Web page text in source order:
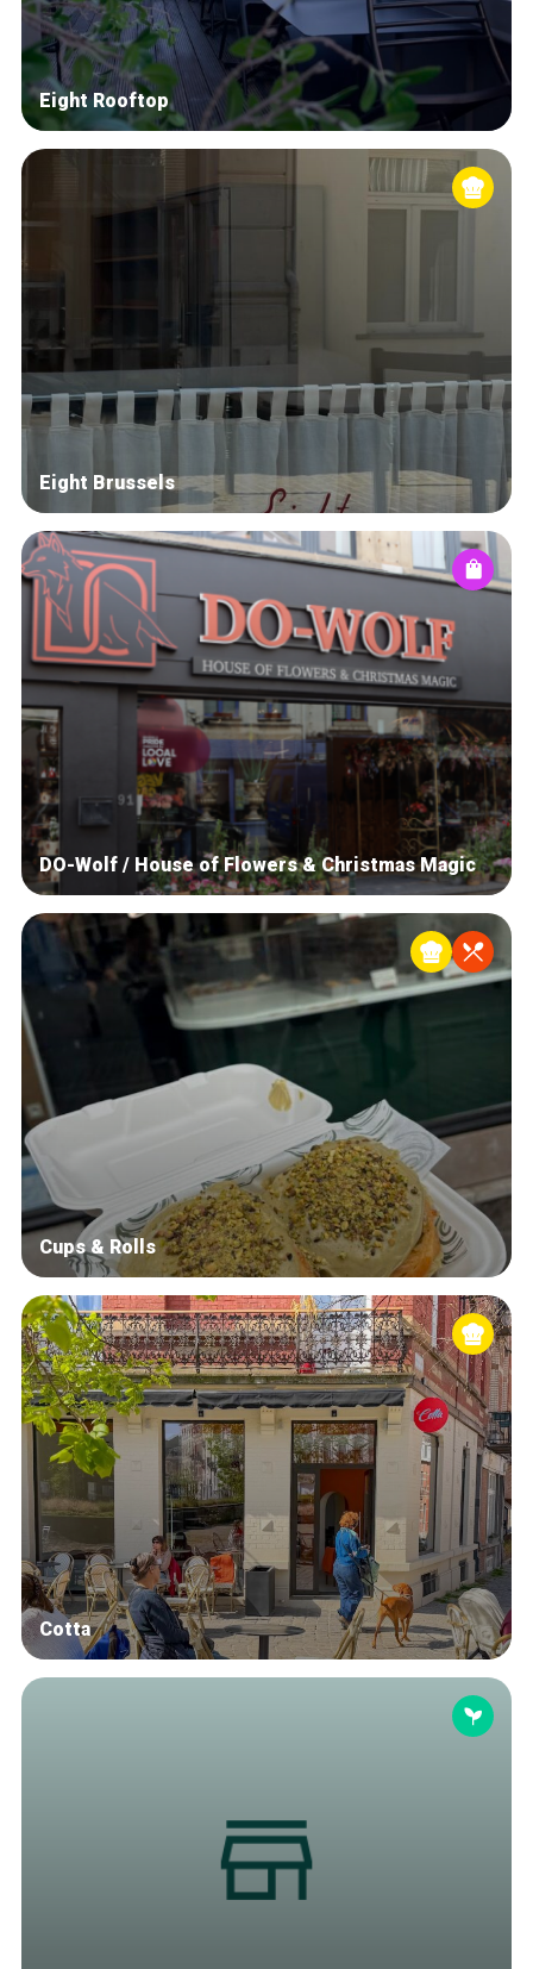
Eight Rooftop
Eight Brussels
DO-Wolf / House of Flowers & Christmas Magic
Cups & Rolls
Cotta